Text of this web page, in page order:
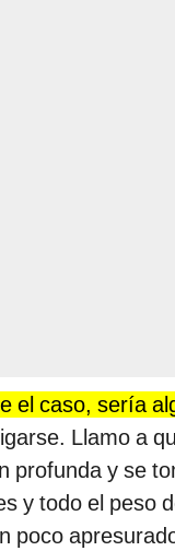
el caso, sería
Llamo a
profunda y se
y todo el peso
poco